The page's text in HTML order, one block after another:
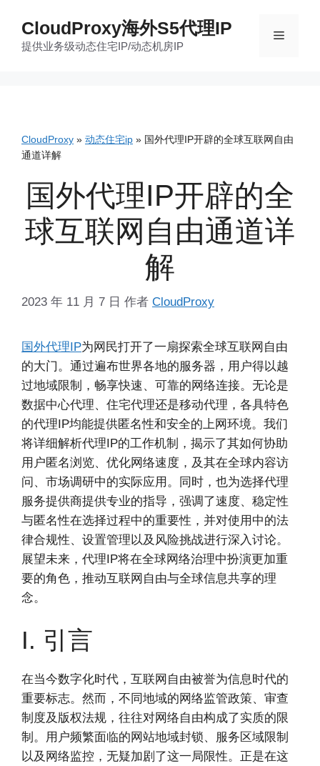
CloudProxy海外S5代理IP
提供业务级动态住宅IP/动态机房IP
菜
CloudProxy » 动态住宅ip » 国外代理IP开辟的全球互联网自由
通道详解
国外代理IP开辟的全
球互联网自由通道详
解
2023 年 11 月 7 日 作者 CloudProxy
国外代理IP为网民打开了一扇探索全球互联网自由
的大门。通过遍布世界各地的服务器，用户得以越
过地域限制，畅享快速、可靠的网络连接。无论是
数据中心代理、住宅代理还是移动代理，各具特色
的代理IP均能提供匿名性和安全的上网环境。我们
将详细解析代理IP的工作机制，揭示了其如何协助
用户匿名浏览、优化网络速度，及其在全球内容访
问、市场调研中的实际应用。同时，也为选择代理
服务提供商提供专业的指导，强调了速度、稳定性
与匿名性在选择过程中的重要性，并对使用中的法
律合规性、设置管理以及风险挑战进行深入讨论。
展望未来，代理IP将在全球网络治理中扮演更加重
要的角色，推动互联网自由与全球信息共享的理
念。
I. 引言
在当今数字化时代，互联网自由被誉为信息时代的
重要标志。然而，不同地域的网络监管政策、审查
制度及版权法规，往往对网络自由构成了实质的限
制。用户频繁面临的网站地域封锁、服务区域限制
以及网络监控，无疑加剧了这一局限性。正是在这